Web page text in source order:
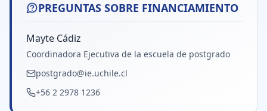
PREGUNTAS SOBRE FINANCIAMIENTO
Mayte Cádiz
Coordinadora Ejecutiva de la escuela de postgrado
postgrado@ie.uchile.cl
+56 2 2978 1236